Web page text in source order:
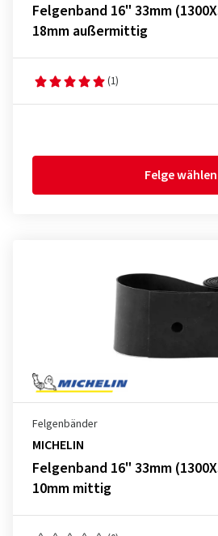
Felgenband 16" 33mm
18mm außermittig
(1)
Felge wählen
Felgenbänder
MICHELIN
Felgenband 16" 33mm
10mm mittig